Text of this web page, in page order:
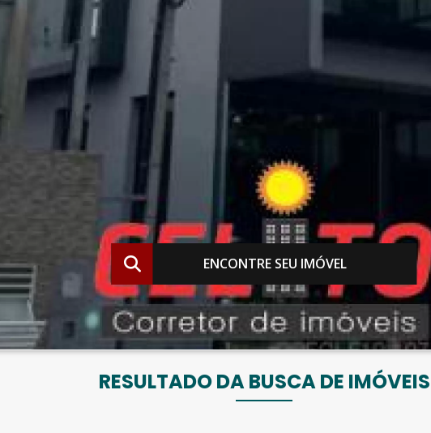
ENCONTRE SEU IMÓVEL
RESULTADO DA BUSCA DE IMÓVEIS